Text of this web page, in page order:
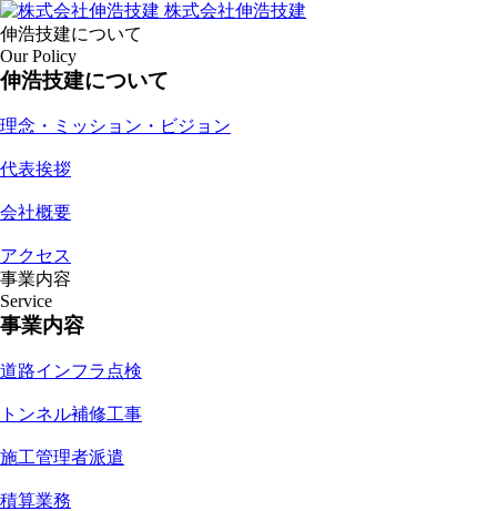
株式会社伸浩技建
伸浩技建について
Our Policy
伸浩技建について
理念・ミッション・ビジョン
代表挨拶
会社概要
アクセス
事業内容
Service
事業内容
道路インフラ点検
トンネル補修工事
施工管理者派遣
積算業務